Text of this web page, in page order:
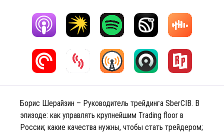
Борис Шерайзин – Руководитель трейдинга SberCIB. В
эпизоде: как управлять крупнейшим Trading floor в
России; какие качества нужны, чтобы стать трейдером;